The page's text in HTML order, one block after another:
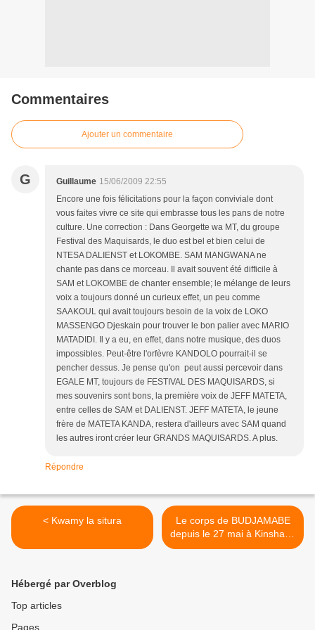
Commentaires
Ajouter un commentaire
G Guillaume 15/06/2009 22:55
Encore une fois félicitations pour la façon conviviale dont
vous faites vivre ce site qui embrasse tous les pans de notre
culture. Une correction : Dans Georgette wa MT, du groupe
Festival des Maquisards, le duo est bel et bien celui de
NTESA DALIENST et LOKOMBE. SAM MANGWANA ne
chante pas dans ce morceau. Il avait souvent été difficile à
SAM et LOKOMBE de chanter ensemble; le mélange de leurs
voix a toujours donné un curieux effet, un peu comme
SAAKOUL qui avait toujours besoin de la voix de LOKO
MASSENGO Djeskain pour trouver le bon palier avec MARIO
MATADIDI. Il y a eu, en effet, dans notre musique, des duos
impossibles. Peut-être l'orfèvre KANDOLO pourrait-il se
pencher dessus. Je pense qu'on peut aussi percevoir dans
EGALE MT, toujours de FESTIVAL DES MAQUISARDS, si
mes souvenirs sont bons, la première voix de JEFF MATETA,
entre celles de SAM et DALIENST. JEFF MATETA, le jeune
frère de MATETA KANDA, restera d'ailleurs avec SAM quand
les autres iront créer leur GRANDS MAQUISARDS. A plus.
Répondre
< Kwamy la situra
Le corps de BUDJAMABE
depuis le 27 mai à Kinshasa
>
Hébergé par Overblog
Top articles
Pages